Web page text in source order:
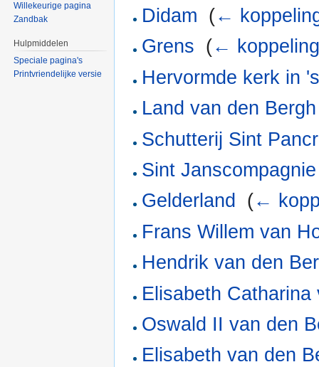
Didam (←
Grens (←
Hervormde kerk in
Land van den Bergh
Schutterij Sint
Sint
Gelderland
(←
Frans Willem van
Hendrik van den
Elisabeth Catharina
Oswald II van den
Elisabeth van den
Willekeurige pagina
Zandbak
Hulpmiddelen
Speciale pagina's
Printvriendelijke versie